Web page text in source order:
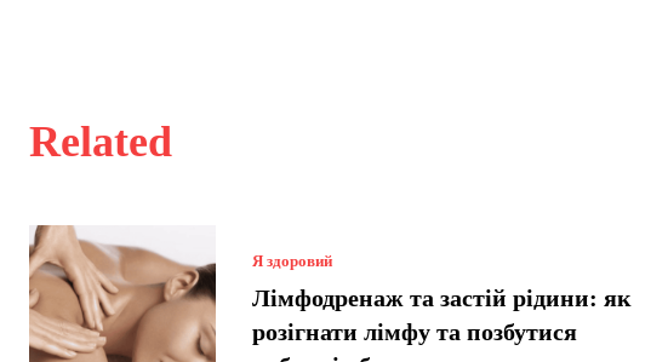
Related
Я здоровий
Лімфодренаж та застій рідини: як
розігнати лімфу та позбутися